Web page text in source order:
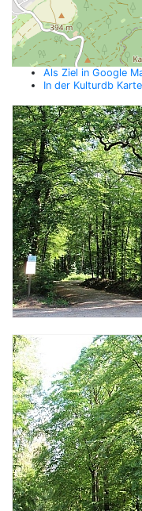
Als Ziel in Google
In der Kulturdb